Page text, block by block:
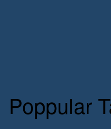
Poppular